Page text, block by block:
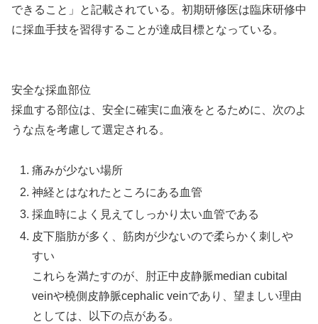
できること」と記載されている。初期研修医は臨床研修中
に採血手技を習得することが達成目標となっている。
安全な採血部位
採血する部位は、安全に確実に血液をとるために、次のよ
うな点を考慮して選定される。
痛みが少ない場所
神経とはなれたところにある血管
採血時によく見えてしっかり太い血管である
皮下脂肪が多く、筋肉が少ないので柔らかく刺しや
すい
これらを満たすのが、肘正中皮静脈median cubital
veinや橈側皮静脈cephalic veinであり、望ましい理由
としては、以下の点がある。